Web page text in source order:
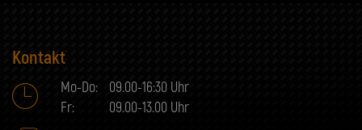
Kontakt
Mo-Do:
09.00-16:30 Uhr
Fr:
09.00-13.00 Uhr